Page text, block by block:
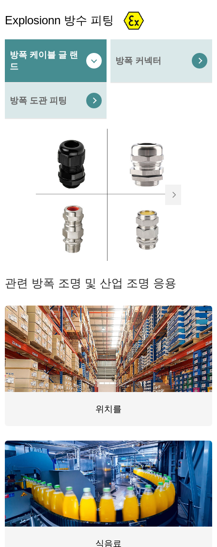
Explosionn 방수 피팅
방폭 케이블 글 랜
드
 방폭 커넥터 
방폭 도관 피팅 

관련 방폭 조명 및 산업 조명 응용
위치를
식음료